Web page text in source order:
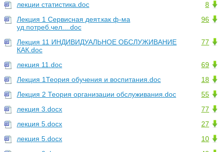
8
лекции статистика.doc
96
Лекция 1 Сервисная деят.как ф-ма
уд.потреб.чел....doc
77
Лекция 11 ИНДИВИДУАЛЬНОЕ ОБСЛУЖИВАНИЕ
КАК.doc
69
лекция 11.doc
18
Лекция 1Теория обучения и воспитания.doc
55
Лекция 2 Теория организации обслуживания.doc
77
лекция 3.docx
27
лекция 5.docx
10
лекция 5.docx